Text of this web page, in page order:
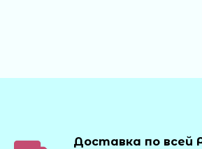
Доставка по всей